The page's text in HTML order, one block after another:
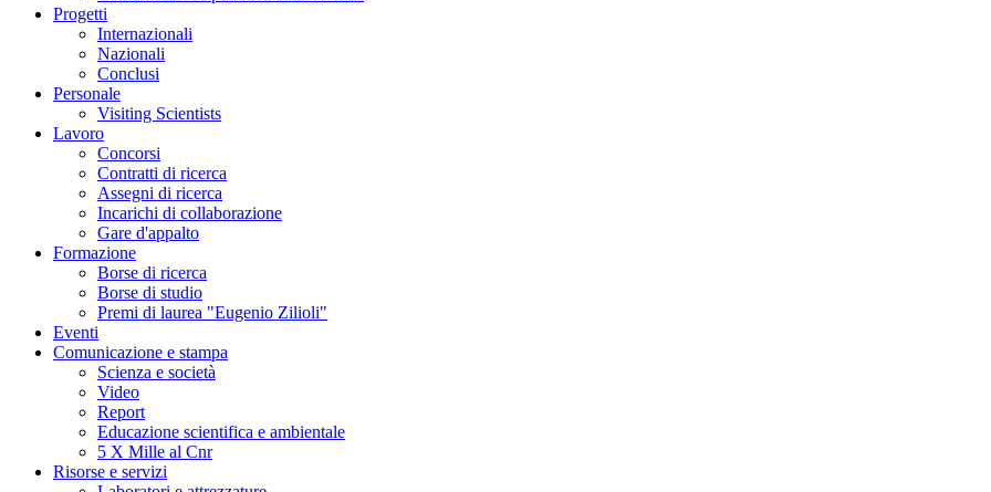
Progetti
Internazionali
Nazionali
Conclusi
Personale
Visiting Scientists
Lavoro
Concorsi
Contratti di ricerca
Assegni di ricerca
Incarichi di collaborazione
Gare d'appalto
Formazione
Borse di ricerca
Borse di studio
Premi di laurea "Eugenio Zilioli"
Eventi
Comunicazione e stampa
Scienza e società
Video
Report
Educazione scientifica e ambientale
5 X Mille al Cnr
Risorse e servizi